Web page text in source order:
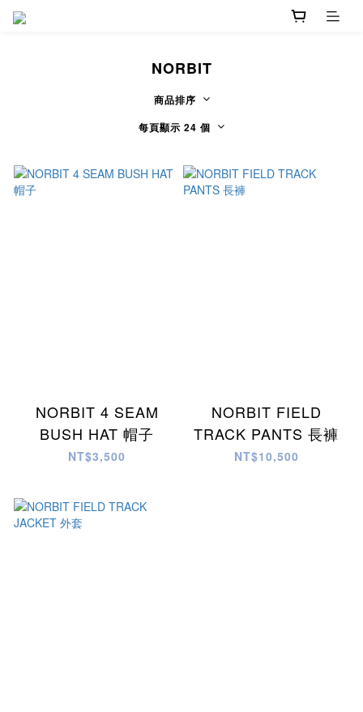
NORBIT
商品排序
每頁顯示 24 個
NORBIT 4 SEAM
BUSH HAT 帽子
NT$3,500
NORBIT FIELD
TRACK PANTS 長褲
NT$10,500